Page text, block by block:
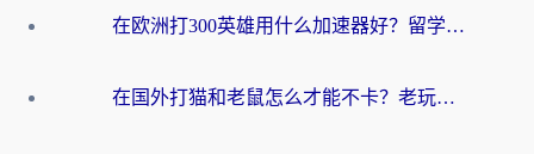
在欧洲打300英雄用什么加速器好？留学生亲测有效的解决方案来了
在国外打猫和老鼠怎么才能不卡？老玩家亲测的终极加速指南